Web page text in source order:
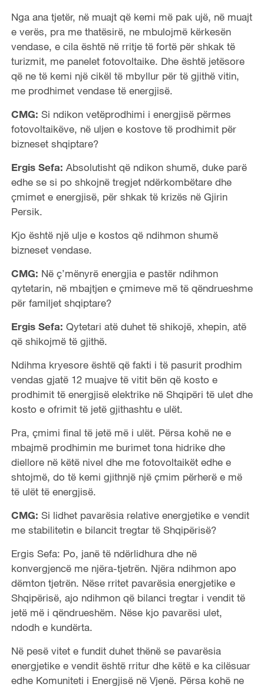
Nga ana tjetër, në muajt që kemi më pak ujë, në muajt
e verës, pra me thatësirë, ne mbulojmë kërkesën
vendase, e cila është në rritje të fortë për shkak të
turizmit, me panelet fotovoltaike. Dhe është jetësore
që ne të kemi një cikël të mbyllur për të gjithë vitin,
me prodhimet vendase të energjisë.
CMG: Si ndikon vetëprodhimi i energjisë përmes
fotovoltaikëve, në uljen e kostove të prodhimit për
bizneset shqiptare?
Ergis Sefa: Absolutisht që ndikon shumë, duke parë
edhe se si po shkojnë tregjet ndërkombëtare dhe
çmimet e energjisë, për shkak të krizës në Gjirin
Persik.
Kjo është një ulje e kostos që ndihmon shumë
bizneset vendase.
CMG: Në ç’mënyrë energjia e pastër ndihmon
qytetarin, në mbajtjen e çmimeve më të qëndrueshme
për familjet shqiptare?
Ergis Sefa: Qytetari atë duhet të shikojë, xhepin, atë
që shikojmë të gjithë.
Ndihma kryesore është që fakti i të pasurit prodhim
vendas gjatë 12 muajve të vitit bën që kosto e
prodhimit të energjisë elektrike në Shqipëri të ulet dhe
kosto e ofrimit të jetë gjithashtu e ulët.
Pra, çmimi final të jetë më i ulët. Përsa kohë ne e
mbajmë prodhimin me burimet tona hidrike dhe
diellore në këtë nivel dhe me fotovoltaikët edhe e
shtojmë, do të kemi gjithnjë një çmim përherë e më
të ulët të energjisë.
CMG: Si lidhet pavarësia relative energjetike e vendit
me stabilitetin e bilancit tregtar të Shqipërisë?
Ergis Sefa: Po, janë të ndërlidhura dhe në
konvergjencë me njëra-tjetrën. Njëra ndihmon apo
dëmton tjetrën. Nëse rritet pavarësia energjetike e
Shqipërisë, ajo ndihmon që bilanci tregtar i vendit të
jetë më i qëndrueshëm. Nëse kjo pavarësi ulet,
ndodh e kundërta.
Në pesë vitet e fundit duhet thënë se pavarësia
energjetike e vendit është rritur dhe këtë e ka cilësuar
edhe Komuniteti i Energjisë në Vjenë. Përsa kohë ne